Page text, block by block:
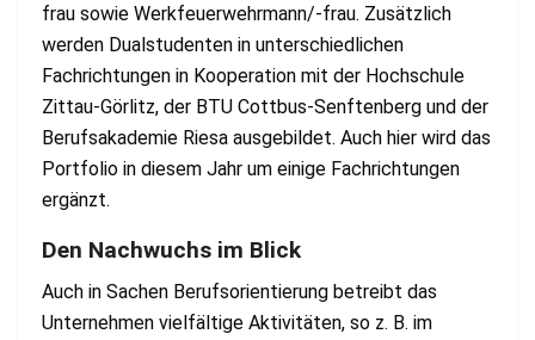
frau sowie Werkfeuerwehrmann/-frau. Zusätzlich
werden Dualstudenten in unterschiedlichen
Fachrichtungen in Kooperation mit der Hochschule
Zittau-Görlitz, der BTU Cottbus-Senftenberg und der
Berufsakademie Riesa ausgebildet. Auch hier wird das
Portfolio in diesem Jahr um einige Fachrichtungen
ergänzt.
Den Nachwuchs im Blick
Auch in Sachen Berufsorientierung betreibt das
Unternehmen vielfältige Aktivitäten, so z. B. im